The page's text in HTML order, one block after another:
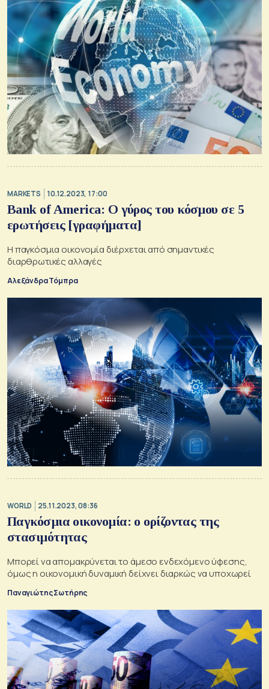
MARKETS 10.12.2023, 17:00
Bank of America: Ο γύρος του κόσμου σε 5
ερωτήσεις [γραφήματα]
Η παγκόσμια οικονομία διέρχεται από σημαντικές
διαρθρωτικές αλλαγές
Αλεξάνδρα Τόμπρα
WORLD 25.11.2023, 08:36
Παγκόσμια οικονομία: ο ορίζοντας της
στασιμότητας
Μπορεί να απομακρύνεται το άμεσο ενδεχόμενο ύφεσης,
όμως η οικονομική δυναμική δείχνει διαρκώς να υποχωρεί
Παναγιώτης Σωτήρης